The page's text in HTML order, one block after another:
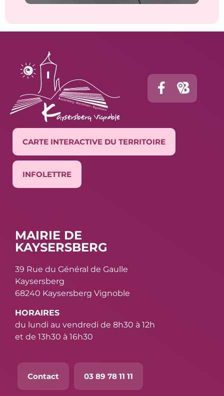
CARTE INTERACTIVE DU TERRITOIRE
INFOLETTRE
MAIRIE DE
KAYSERSBERG
39 Rue du Général de Gaulle
Kaysersberg
68240 Kaysersberg Vignoble
HORAIRES
du lundi au vendredi de 8h30 à 12h
et de 13h30 à 16h30
Contact 03 89 78 11 11